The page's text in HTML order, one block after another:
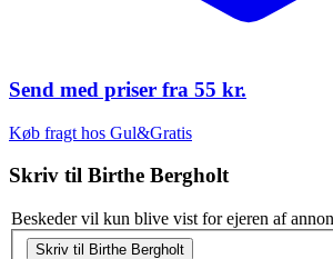
Send med priser fra 55 kr.
Køb fragt hos Gul&Gratis
Skriv til Birthe Bergholt
Beskeder vil kun blive vist for ejeren af
Skriv til Birthe Bergholt